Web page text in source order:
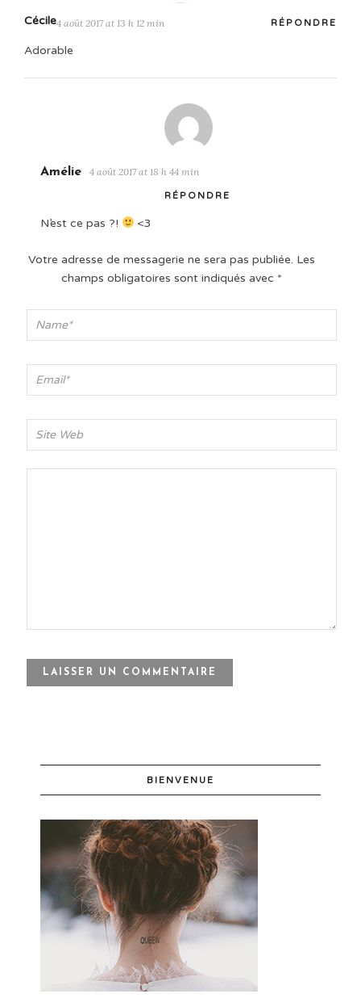
Cécile4 août 2017 at 13 h 12 min RÉPONDRE
Adorable
Amélie 4 août 2017 at 18 h 44 min
RÉPONDRE
N’est ce pas ?! <3
Votre adresse de messagerie ne sera pas publiée. Les
champs obligatoires sont indiqués avec *
BIENVENUE